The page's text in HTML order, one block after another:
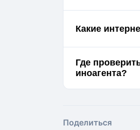
Какие
Где
иноагента?
Поделиться